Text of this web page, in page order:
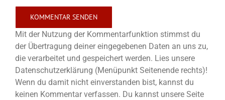
Mit der Nutzung der Kommentarfunktion stimmst du
der Übertragung deiner eingegebenen Daten an uns zu,
die verarbeitet und gespeichert werden. Lies unsere
Datenschutzerklärung (Menüpunkt Seitenende rechts)!
Wenn du damit nicht einverstanden bist, kannst du
keinen Kommentar verfassen. Du kannst unsere Seite